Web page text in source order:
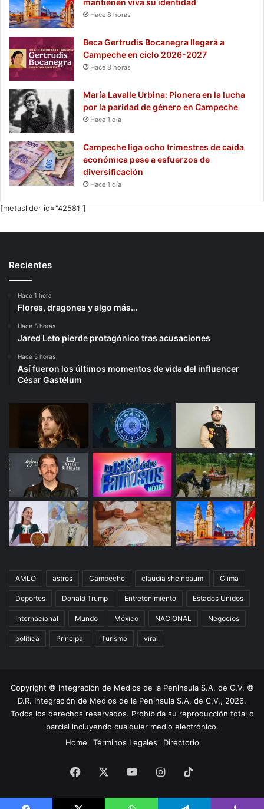
mantienen viva su identidad
Hace 8 horas
Beca Gertrudis Bocanegra llegará a
Campeche en ciclo 2026-2027
Hace 8 horas
María Lavalle Urbina: Pionera en la lucha
por la paridad de género en Campeche
Hace 1 día
Campeche liga ocho trimestres de caída
económica pese a esfuerzos de
diversificación
Hace 1 día
[metaslider id="42581"]
Recientes
Hace 1 hora
Flores, dragones y algo más…
Hace 3 horas
Jared Leto pierde protagónico tras acusaciones
Hace 5 horas
Así fueron los últimos momentos de vida del influencer
César Gastélum
AMLO astros Campeche claudia sheinbaum Clima
Deportes Donald Trump Entretenimiento Estados Unidos
Internacional Mundo México NACIONAL Negocios
política Principal Turismo viral
Copyright © Integración de Medios de la Península S.A. de C.V. ©
D.R. Integración de Medios de la Península S.A. de C.V., 2026.
Todos los derechos reservados. Prohibida su reproducción total o
parcial incluyendo cualquier medio electrónico.
Home
Términos Legales Directorio
Facebook YouTubeInstagram